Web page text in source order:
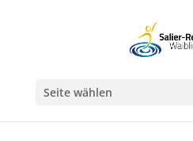
Seite wählen